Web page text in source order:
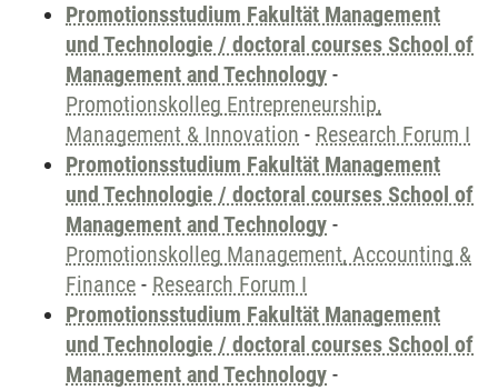
Promotionsstudium Fakultät Management
und Technologie / doctoral courses School of
Management and Technology -
Promotionskolleg Entrepreneurship,
Management & Innovation - Research Forum I
Promotionsstudium Fakultät Management
und Technologie / doctoral courses School of
Management and Technology -
Promotionskolleg Management, Accounting &
Finance - Research Forum I
Promotionsstudium Fakultät Management
und Technologie / doctoral courses School of
Management and Technology -